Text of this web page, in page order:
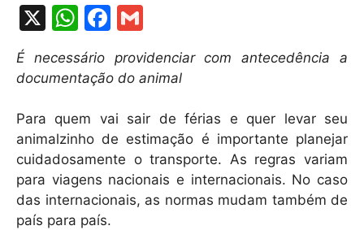
X
W
h
at
A
p
p
F
c
b
o
o
k
ai
É necessário providenciar com antecedência a
documentação do animal
Para quem vai sair de férias e quer levar seu
animalzinho de estimação é importante planejar
cuidadosamente o transporte. As regras variam
para viagens nacionais e internacionais. No caso
das internacionais, as normas mudam também de
país para país.